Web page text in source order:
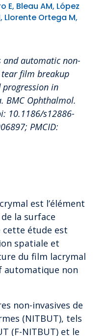
E, Bleau AM, López
Llorente Ortega M,
and automatic non-
tear film breakup
in
BMC Ophthalmol.
10.1186/s12886-
PMCID:
est l’élément
la surface
cette étude est
spatiale et
du film lacrymal
automatique non
non-invasives de
(NITBUT), tels
(F-NITBUT) et le